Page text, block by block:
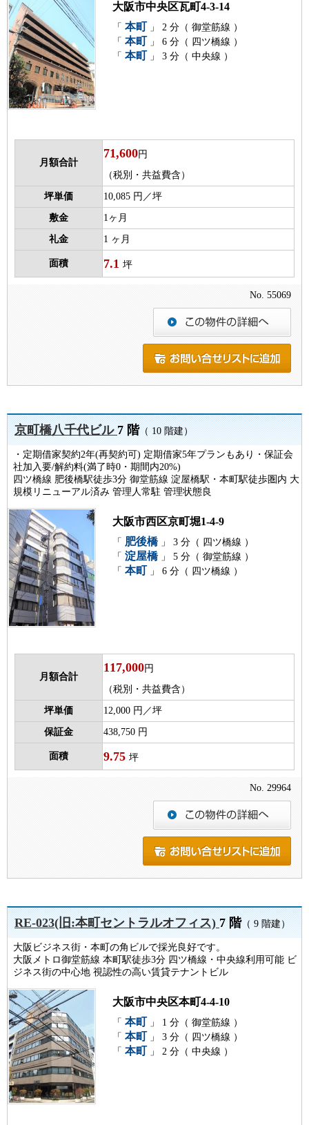
大阪市中央区瓦町4-3-14
「 本町 」 2 分（ 御堂筋線 ）
「 本町 」 6 分（ 四ツ橋線 ）
「 本町 」 3 分（ 中央線 ）
月額合計
71,600円
（税別・共益費含）
坪単価 10,085 円／坪
敷金 1ヶ月
礼金 1 ヶ月
面積 7.1 坪
No. 55069
京町橋八千代ビル7 階（ 10 階建）
・定期借家契約2年(再契約可) 定期借家5年プランもあり・保証会
社加入要/解約料(満了時0・期間内20%)
四ツ橋線 肥後橋駅徒歩3分 御堂筋線 淀屋橋駅・本町駅徒歩圏内 大
規模リニューアル済み 管理人常駐 管理状態良
大阪市西区京町堀1-4-9
「 肥後橋 」 3 分（ 四ツ橋線 ）
「 淀屋橋 」 5 分（ 御堂筋線 ）
「 本町 」 6 分（ 四ツ橋線 ）
月額合計
117,000円
（税別・共益費含）
坪単価 12,000 円／坪
保証金 438,750 円
面積 9.75 坪
No. 29964
RE-023(旧:本町セントラルオフィス)7 階（ 9 階建）
大阪ビジネス街・本町の角ビルで採光良好です。
大阪メトロ御堂筋線 本町駅徒歩3分 四ツ橋線・中央線利用可能 ビ
ジネス街の中心地 視認性の高い賃貸テナントビル
大阪市中央区本町4-4-10
「 本町
」 1 分（ 御堂筋線 ）
「 本町
」 3 分（ 四ツ橋線 ）
「 本町 」 2 分（ 中央線 ）